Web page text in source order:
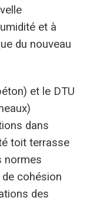
et à
du nouveau
et le DTU
dans
toit terrasse
normes
cohésion
des